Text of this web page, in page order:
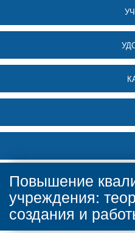
Повышение
учреждения:
создания и